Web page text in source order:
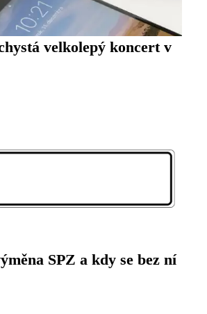
velkolepý koncert v
SPZ a kdy se bez ní